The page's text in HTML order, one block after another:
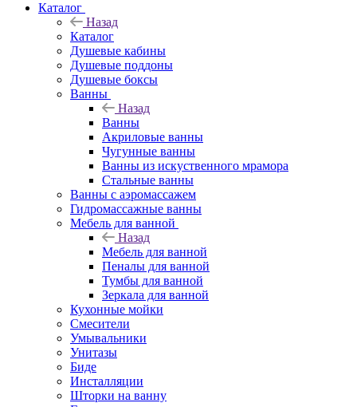
Каталог
Назад
Каталог
Душевые кабины
Душевые поддоны
Душевые боксы
Ванны
Назад
Ванны
Акриловые ванны
Чугунные ванны
Ванны из искуственного мрамора
Стальные ванны
Ванны с аэромассажем
Гидромассажные ванны
Мебель для ванной
Назад
Мебель для ванной
Пеналы для ванной
Тумбы для ванной
Зеркала для ванной
Кухонные мойки
Смесители
Умывальники
Унитазы
Биде
Инсталляции
Шторки на ванну